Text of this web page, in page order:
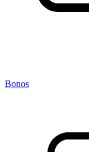
Bonos